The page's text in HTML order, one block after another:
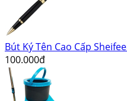
Bút Ký Tên Cao Cấp
100.000đ